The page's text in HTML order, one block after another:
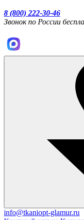
8 (800) 222-30-46
Звонок по России
info@tkaniopt-glamur.ru